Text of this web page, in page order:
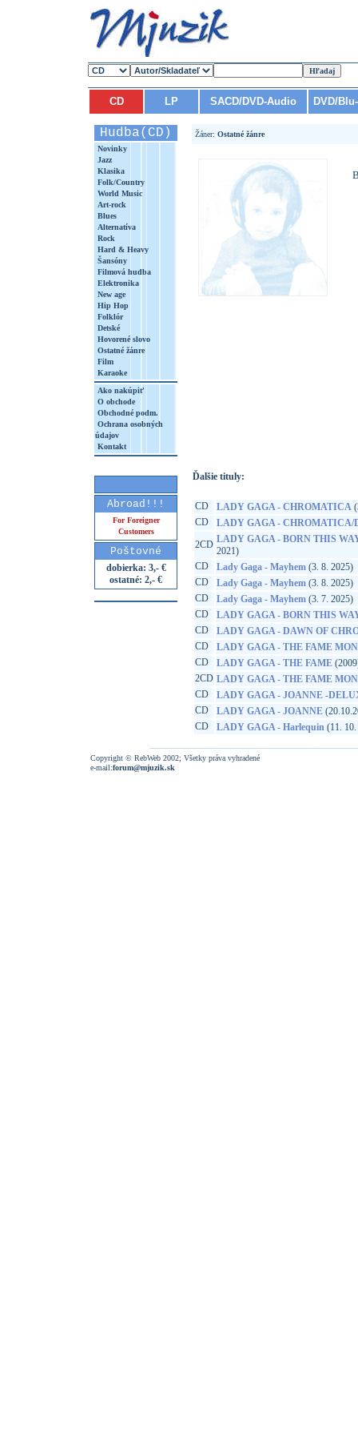
CD LP SACD/DVD-Audio DVD/
Hudba(CD)
Novinky
Jazz
Klasika
Folk/Country
World Music
Art-rock
Blues
Alternatíva
Rock
Hard & Heavy
Šansóny
Filmová hudba
Elektronika
New age
Hip Hop
Folklór
Detské
Hovorené slovo
Ostatné žánre
Film
Karaoke
Ako nakúpiť
O obchode
Obchodné podm.
Ochrana osobných
údajov
Kontakt
Abroad!!!
For Foreigner
Customers
Poštovné
dobierka: 3,- €
ostatné: 2,- €
Žáner: Ostatné žánre
Ďalšie tituly:
CD LADY GAGA - CHROMATICA
CD
LADY GAGA - CHROMATICA/
2CD LADY GAGA - BORN THIS
2021)
CD
Lady Gaga - Mayhem (3. 8. 2025)
CD
Lady Gaga - Mayhem (3. 8. 2025)
CD
Lady Gaga - Mayhem (3. 7. 2025)
CD
LADY GAGA - BORN THIS
CD
LADY GAGA - DAWN OF
CD
LADY GAGA - THE FAME
CD
LADY GAGA - THE FAME
2CD LADY GAGA - THE FAME
CD
LADY GAGA - JOANNE -
CD
LADY GAGA - JOANNE
CD
LADY GAGA - Harlequin (11.
Copyright © RebWeb 2002; Všetky práva vyhradené
e-mail:forum@mjuzik.sk